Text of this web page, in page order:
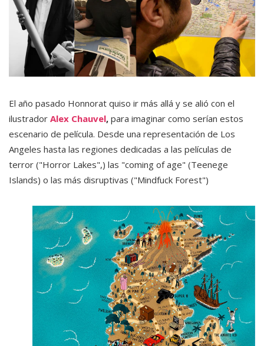
El año pasado Honnorat quiso ir más allá y se alió con el
ilustrador Alex Chauvel, para imaginar como serían estos
escenario de película. Desde una representación de Los
Angeles hasta las regiones dedicadas a las películas de
terror ("Horror Lakes",) las "coming of age" (Teenege
Islands) o las más disruptivas ("Mindfuck Forest")